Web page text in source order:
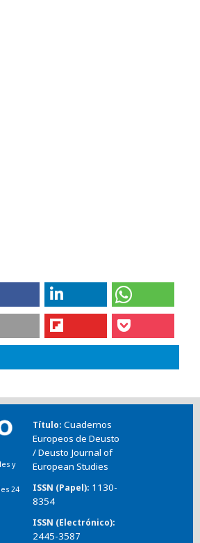
y
24
Título Cuadernos
Europeos de Deusto
/ Deusto Journal of
European Studies
ISSN (Papel) 1130-
8354
ISSN (Electrónico)
2445-3587